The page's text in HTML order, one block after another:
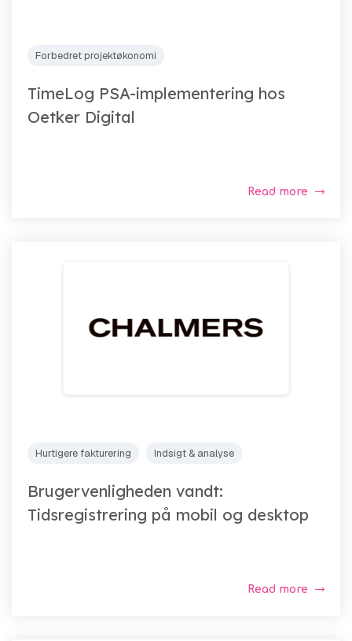
Forbedret projektøkonomi
TimeLog PSA-implementering hos
Oetker Digital
Read more
Hurtigere fakturering Indsigt & analyse
Brugervenligheden vandt:
Tidsregistrering på mobil og desktop
Read more